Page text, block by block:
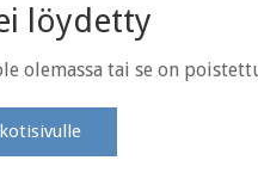
löydetty
olemassa tai se on